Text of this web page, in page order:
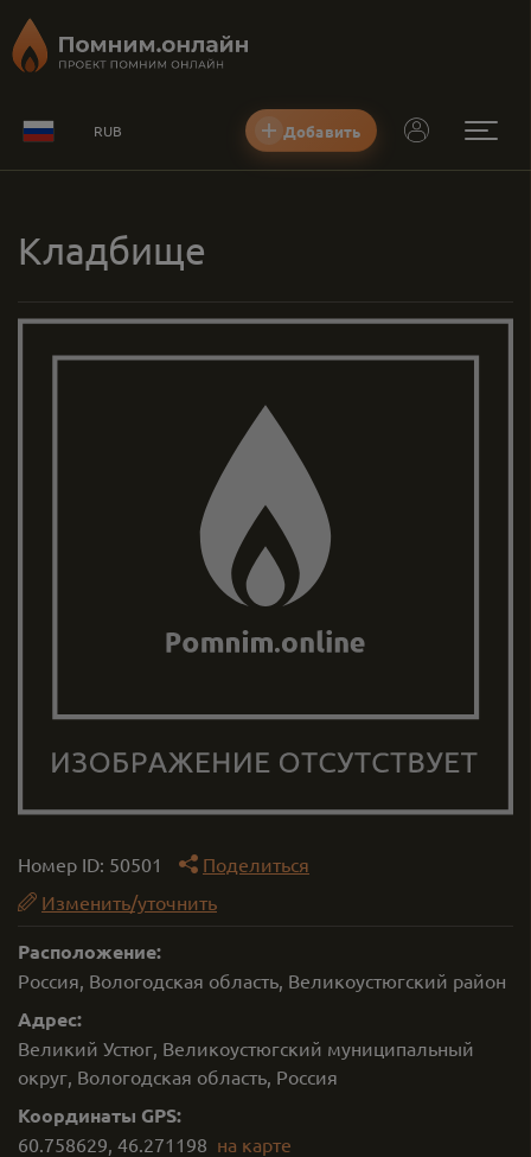
RUB Добавить
Кладбище
Номер ID: 50501
Поделиться
Изменить/уточнить
Расположение:
Россия, Вологодская область, Великоустюгский район
Адрес:
Великий Устюг, Великоустюгский муниципальный
округ, Вологодская область, Россия
Координаты GPS:
60.758629, 46.271198 на карте